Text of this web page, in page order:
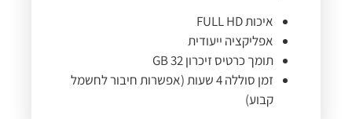
איכות FULL HD
אפליקציה ייעודית
תומך כרטיס זיכרון 32 GB
זמן סוללה 4 שעות (אפשרות חיבור לחשמל
קבוע)